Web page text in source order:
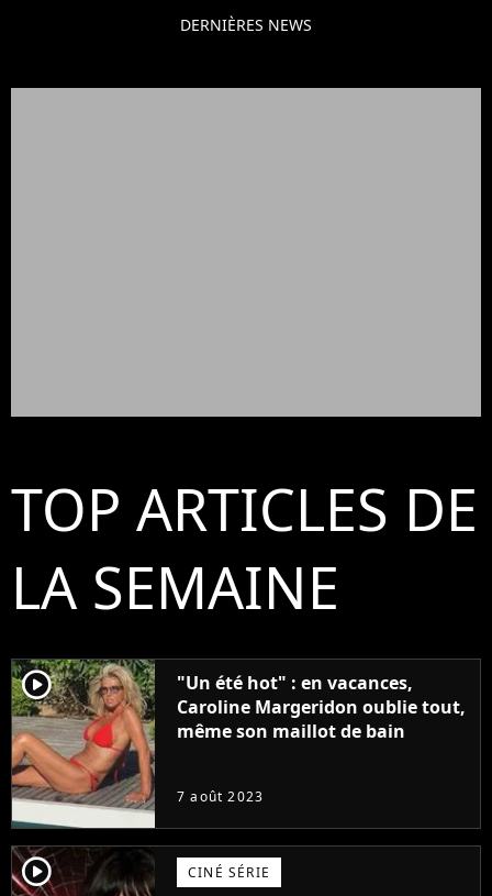
DERNIÈRES NEWS
TOP ARTICLES DE
LA SEMAINE
player2
"Un été hot" : en vacances,
Caroline Margeridon oublie tout,
même son maillot de bain
7 août 2023
player2 CINÉ SÉRIE